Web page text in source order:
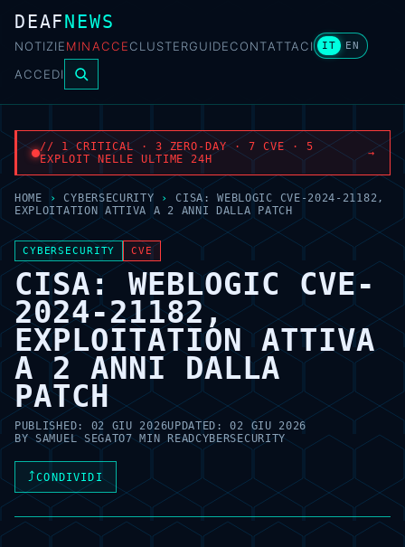
DEAFNEWS
NOTIZIEMINACCECLUSTERGUIDECONTATTACI IT EN
ACCEDI
// 1 CRITICAL · 3 ZERO-DAY · 7 CVE · 5
EXPLOIT NELLE ULTIME 24H
→
HOME › CYBERSECURITY ›
CISA: WEBLOGIC CVE-2024-21182,
EXPLOITATION ATTIVA A 2 ANNI DALLA PATCH
CYBERSECURITY CVE
CISA: WEBLOGIC CVE-
2024-21182,
EXPLOITATION ATTIVA
A 2 ANNI DALLA
PATCH
PUBLISHED: 02 GIU 2026UPDATED:02 GIU 2026
BYSAMUEL SEGATO7 MIN READCYBERSECURITY
⤴CONDIVIDI